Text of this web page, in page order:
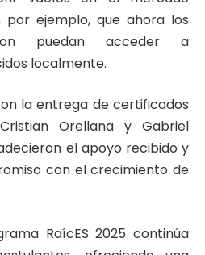
por ejemplo, que ahora los
puedan acceder a
localmente.
la entrega de certificados
Orellana y Gabriel
el apoyo recibido y
con el crecimiento de
RaícES 2025 continúa